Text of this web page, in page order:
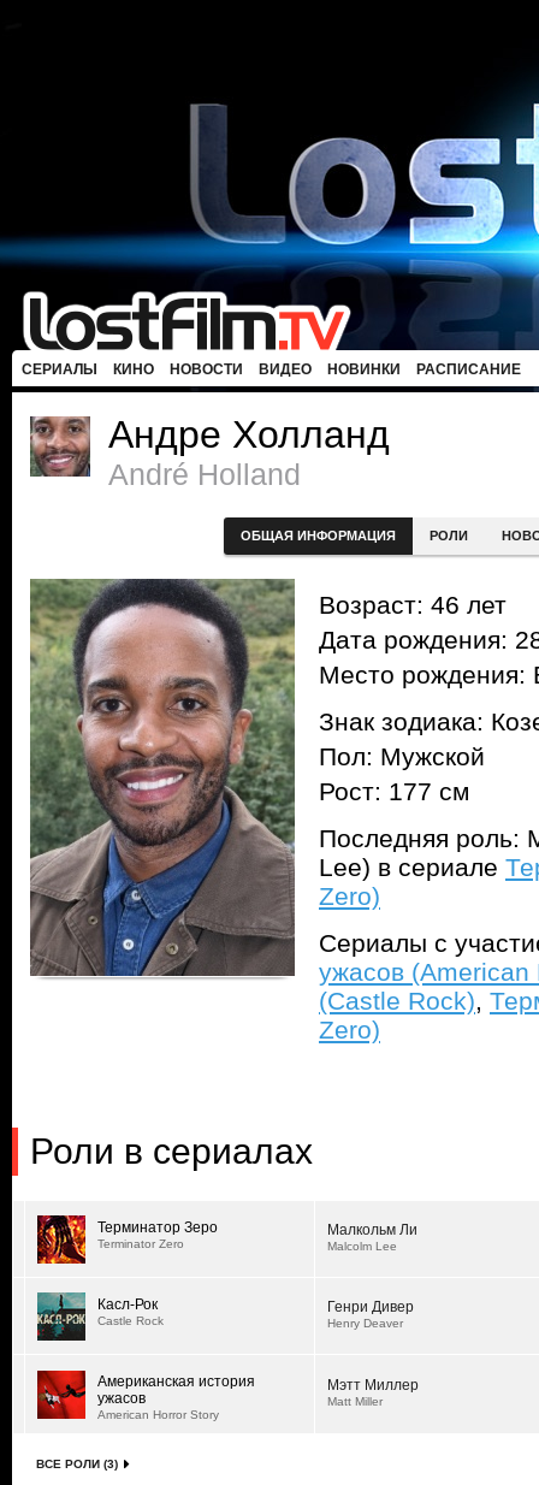
СЕРИАЛЫ КИНО НОВОСТИ ВИДЕО НОВИНКИ РАСПИСАНИЕ
Андре Холланд
André Holland
ОБЩАЯ ИНФОРМАЦИЯ РОЛИ
Возраст: 46 лет
Дата рождения:
Место
Знак зодиака:
Пол: Мужской
Рост: 177 см
Последняя роль:
Lee) в сериале
Zero)
Сериалы с
ужасов (American
(Castle Rock),
Zero)
Роли в сериалах
Терминатор Зеро
Terminator Zero
Малкольм Ли
Malcolm Lee
Касл-Рок
Castle Rock
Генри Дивер
Henry Deaver
Американская история
ужасов
American Horror Story
Мэтт Миллер
Matt Miller
ВСЕ РОЛИ (3)